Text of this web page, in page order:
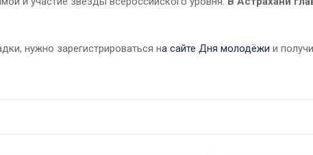
нужно зарегистрироваться на сайте Дня молодёжи и